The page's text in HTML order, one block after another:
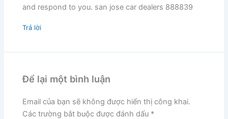
and respond to you. san jose car dealers 888839
Trả lời
Để lại một bình luận
Email của bạn sẽ không được hiển thị công khai.
Các trường bắt buộc được đánh dấu *